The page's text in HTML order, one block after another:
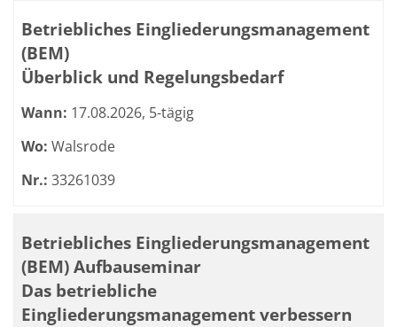
Betriebliches Eingliederungsmanagement
(BEM)
Überblick und Regelungsbedarf
Wann: 17.08.2026, 5-tägig
Wo: Walsrode
Nr.: 33261039
Betriebliches Eingliederungsmanagement
(BEM) Aufbauseminar
Das betriebliche
Eingliederungsmanagement verbessern